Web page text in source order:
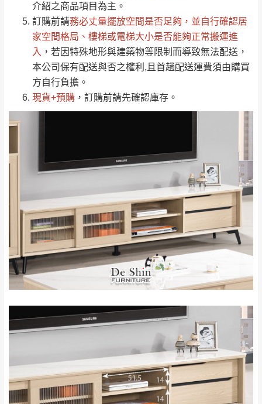
介紹之商品項目為主。
訂購前請務必丈量擺放空間是否足夠 ，並自行確認居
家空間格局、 樓梯或電梯大小是否能夠正常搬運進
入 ，若因特殊地形與建築物等限制而導致無法配送，
本公司保有配送與否之權利,且首趟配送運費須由購買
方自行負擔。
現貨+預購 ，訂購前請先確認庫存。
免 運
費
＊A108產品另收運費
新竹
峨眉鄉、五峰鄉、
橫山、北埔鄉、尖
石鄉、寶山鄉山
區、新埔山區、芎
新北
雙溪、貢寮、烏
來、平溪、九份、
石門、林口 下福
里、新店山區、三
峽山區、石碇、坪
林、福隆、淡水山
區、北投湖山路、
深坑山區
$ 9,000以上：免
$ 9,000以下：
NT$500元
＊A108產品另收運費
苗栗
$ 9,000以上：免
運費
$ 9,000以下：
卓蘭鎮、三灣、通
霄山區、西湖、泰
接單後二日內(不含例假日)，我們客服會與您
電話聯絡或E-Mail通知確認訂單。
（線上客
服 LINE → @dershin）
下單前先詢問是否現貨 ，若未詢問下單後無
現貨我們客服會再來電或E-Mail與您聯絡
（洽詢方式請搜尋 Line ID →
配送範圍：
苗栗至基隆；其它地區暫不開放，如因特殊
地型限制(山區、鄉、鎮、村)、樓梯太小、無
法搬運上樓等因素，導致無法配送，本公司
保有出貨的權利。
保護物流人員的工作安全，賣家無提供吊掛
服務，若需以吊車或其他的吊掛方式吊運，
費用將由買方自行支付。
因大型傢俱有組裝、配送的問題，並非一般
快速到貨商品，無法指定特定時間送達，司
機當天到貨前皆會再與您通知，讓你不用整
天在家等貨，以節省您的寶貴時間。
由於百貨公司配送較為不易，故暫無法配送
至百貨公司內部。
發票寄送：